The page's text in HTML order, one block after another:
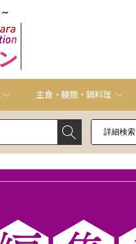
主食・麺類・鍋料理
詳細検索